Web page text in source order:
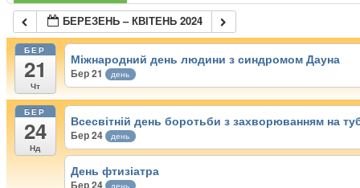
БЕРЕЗЕНЬ – КВІТЕНЬ 2024
БЕР
21
Чт
Міжнародний день людини з синдромом Дауна
Бер 21 день
БЕР
24
Нд
Всесвітній день боротьби з захворюванням на
Бер 24 день
День фтизіатра
Бер 24 день